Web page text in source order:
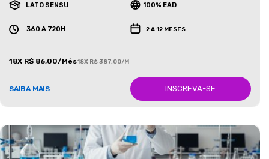
LATO SENSU 100% EAD
360 A 720H 2 A 12 MESES
18X R$ 86,00/Mês18X R$ 387,00/Mês
SAIBA MAIS INSCREVA-SE